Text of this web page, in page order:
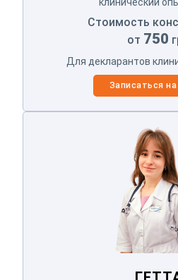
Стоимость
от 750
Для декларантов
Записаться
ГЕТТА
Марина Александровна